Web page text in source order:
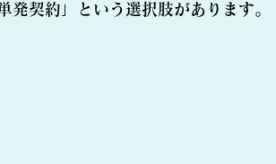
契約」という選択肢があります。